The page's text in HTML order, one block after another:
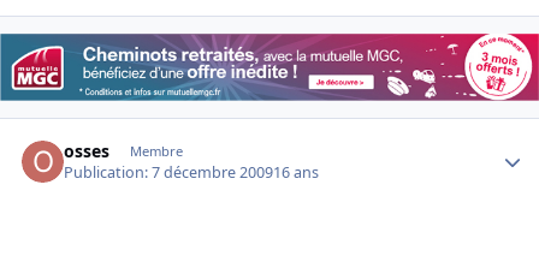
osses Membre
Publication:7 décembre 200916 ans